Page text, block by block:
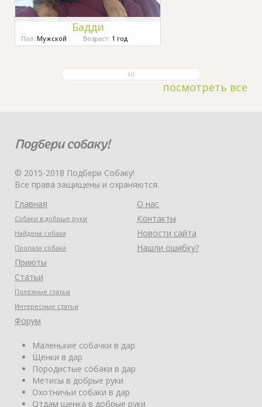
Бадди
Пол: Мужской Возраст: 1 год
посмотреть все
© 2015-2018 Подбери Собаку!
Все права защищены и охраняются.
Главная
Собаки в добрые руки
Найдена собака
Пропала собака
Приюты
Статьи
Полезные статьи
Интересные статьи
Форум
О нас
Контакты
Новости сайта
Нашли ошибку?
Маленькие собачки в дар
Щенки в дар
Породистые собаки в дар
Метисы в добрые руки
Охотничьи собаки в дар
Отдам щенка в добрые руки